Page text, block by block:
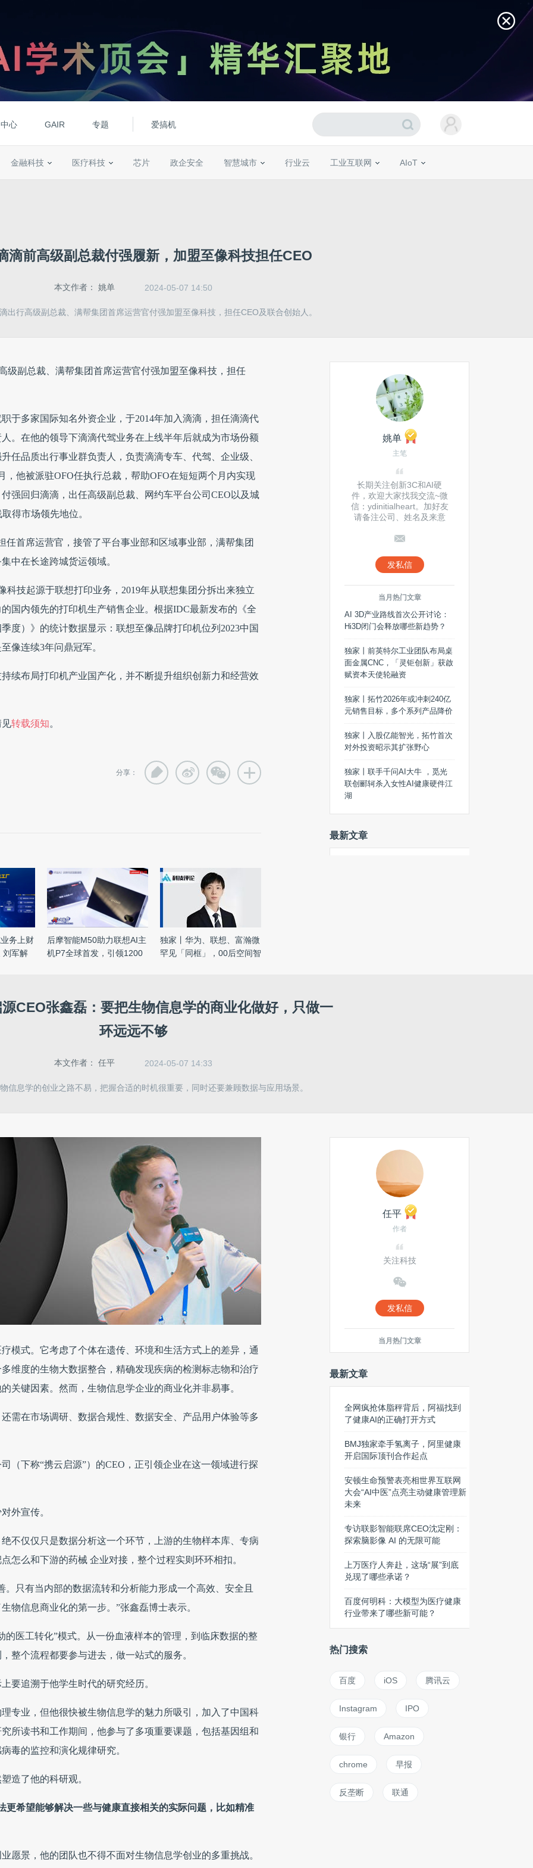
心 GAIR 专题 爱搞机
金融科技 医疗科技 芯片 政企安全 智慧城市 行业云 工业互联网 AIoT
滴前高级副总裁付强履新，加盟至像科技担任CEO
本文作者： 姚单 2024-05-07 14:50
出行高级副总裁、满帮集团首席运营官付强加盟至像科技，担任CEO及联合创始人。
级副总裁、满帮集团首席运营官付强加盟至像科技，担任
于多家国际知名外资企业，于2014年加入滴滴，担任滴滴代
。在他的领导下滴滴代驾业务在上线半年后就成为市场份额
任品质出行事业群负责人，负责滴滴专车、代驾、企业级、
，他被派驻OFO任执行总裁，帮助OFO在短短两个月内实现
强回归滴滴，出任高级副总裁、网约车平台公司CEO以及城
得市场领先地位。
任首席运营官，接管了平台事业部和区域事业部，满帮集团
中在长途跨城货运领域。
科技起源于联想打印业务，2019年从联想集团分拆出来独立
国内领先的打印机生产销售企业。根据IDC最新发布的《全
度）》的统计数据显示：联想至像品牌打印机位列2023中国
像连续3年问鼎冠军。
续布局打印机产业国产化，并不断提升组织创新力和经营效
见转载须知。
分享：
务上财
刘军解
后摩智能M50助力联想AI主
机P7全球首发，引领1200
独家丨华为、联想、富瀚微
罕见「同框」，00后空间智
姚单
主笔
长期关注创新3C和AI硬
件，欢迎大家找我交流~微
信：ydinitialheart。加好友
请备注公司、姓名及来意
发私信
当月热门文章
AI 3D产业路线首次公开讨论：
Hi3D闭门会释放哪些新趋势？
独家丨前英特尔工业团队布局桌
面金属CNC，「灵钜创新」获啟
赋资本天使轮融资
独家丨拓竹2026年或冲刺240亿
元销售目标，多个系列产品降价
独家丨入股亿能智光，拓竹首次
对外投资昭示其扩张野心
独家丨联手千问AI大牛 ，觅光
联创郦轲杀入女性AI健康硬件江
湖
最新文章
HTML5
医疗
小程序
CEO张鑫磊：要把生物信息学的商业化做好，只做一
环远远不够
本文作者： 任平 2024-05-07 14:33
信息学的创业之路不易，把握合适的时机很重要，同时还要兼顾数据与应用场景。
模式。它考虑了个体在遗传、环境和生活方式上的差异，通
维度的生物大数据整合，精确发现疾病的检测标志物和治疗
关键因素。然而，生物信息学企业的商业化并非易事。
需在市场调研、数据合规性、数据安全、产品用户体验等多
（下称“携云启源”）的CEO，正引领企业在这一领域进行探
外宣传。
不仅仅只是数据分析这一个环节，上游的生物样本库、专病
怎么和下游的药械 企业对接，整个过程实则环环相扣。
只有当内部的数据流转和分析能力形成一个高效、安全且
物信息商业化的第一步。”张鑫磊博士表示。
的医工转化”模式。从一份血液样本的管理，到临床数据的整
整个流程都要参与进去，做一站式的服务。
要追溯于他学生时代的研究经历。
专业，但他很快被生物信息学的魅力所吸引，加入了中国科
所读书和工作期间，他参与了多项重要课题，包括基因组和
毒的监控和演化规律研究。
造了他的科研观。
更希望能够解决一些与健康直接相关的实际问题，比如精准
愿景，他的团队也不得不面对生物信息学创业的多重挑战。
任平
作者
关注科技
发私信
当月热门文章
最新文章
全网疯抢体脂秤背后，阿福找到
了健康AI的正确打开方式
BMJ独家牵手氢离子，阿里健康
开启国际顶刊合作起点
安顿生命预警表亮相世界互联网
大会“AI中医”点亮主动健康管理新
未来
专访联影智能联席CEO沈定刚：
探索脑影像 AI 的无限可能
上万医疗人奔赴，这场“展”到底
兑现了哪些承诺？
百度何明科：大模型为医疗健康
行业带来了哪些新可能？
热门搜索
百度 iOS 腾讯云
Instagram IPO
银行 Amazon
chrome 早报
反垄断 联通